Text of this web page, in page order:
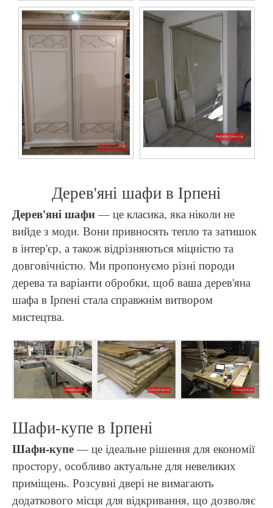
Дерев'яні шафи в Ірпені
Дерев'яні шафи — це класика, яка ніколи не
вийде з моди. Вони привносять тепло та затишок
в інтер'єр, а також відрізняються міцністю та
довговічністю. Ми пропонуємо різні породи
дерева та варіанти обробки, щоб ваша дерев'яна
шафа в Ірпені стала справжнім витвором
мистецтва.
Шафи-купе в Ірпені
Шафи-купе — це ідеальне рішення для економії
простору, особливо актуальне для невеликих
приміщень. Розсувні двері не вимагають
додаткового місця для відкривання, що дозволяє